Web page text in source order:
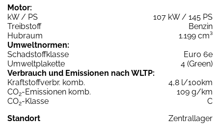
Motor:
kW / PS
107 kW / 145 PS
Treibstoff
Benzin
Hubraum
1.199 cm³
Umweltnormen:
Schadstoffklasse
Euro 6e
Umweltplakette
4 (Green)
Verbrauch und Emissionen nach WLTP:
Kraftstoffverbr. komb.
4,8 l/100km
CO2-Emissionen komb.
109 g/km
CO2-Klasse
C
Standort
Zentrallager